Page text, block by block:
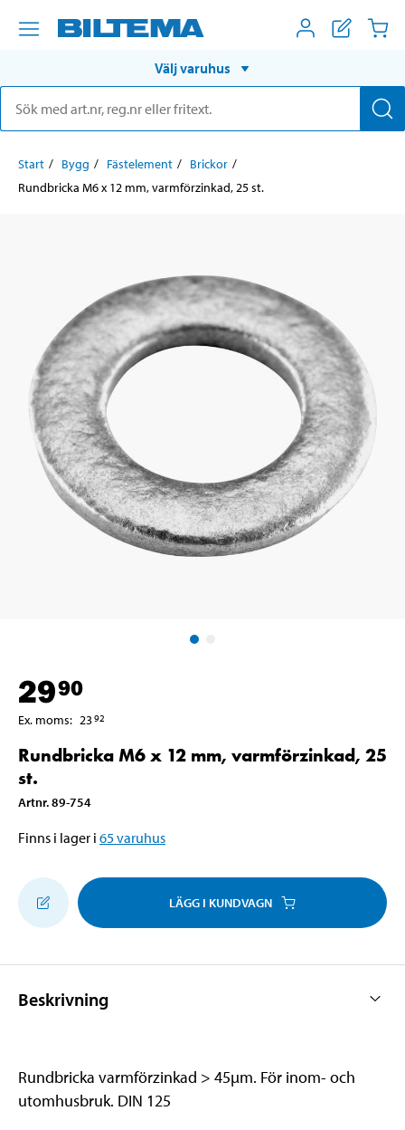
Välj varuhus
Start Bygg Fästelement
Brickor
Rundbricka M6 x 12 mm, varmförzinkad, 25 st.
2990
Ex. moms: 2392
Rundbricka M6 x 12 mm, varmförzinkad, 25
st.
Artnr.89-754
Finns i lager i 65varuhus
LÄGG I KUNDVAGN
Beskrivning
Rundbricka varmförzinkad > 45µm. För inom- och
utomhusbruk. DIN 125